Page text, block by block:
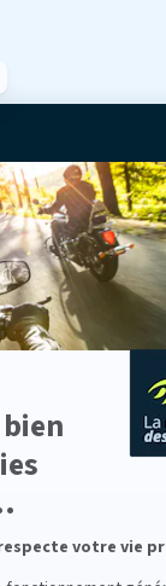
votre vie
270
LIBERTÉ